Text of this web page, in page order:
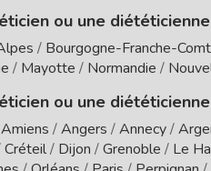
ou une
/ Bourgogne-Franche-
/ Mayotte / Normandie /
ou une
Amiens /Angers /Annecy/
Créteil/ Dijon /Grenoble / Le